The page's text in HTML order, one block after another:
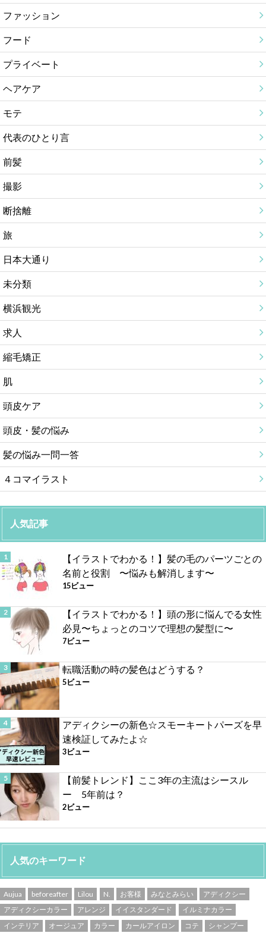
ファッション
フード
プライベート
ヘアケア
モテ
代表のひとり言
前髪
撮影
断捨離
旅
日本大通り
未分類
横浜観光
求人
縮毛矯正
肌
頭皮ケア
頭皮・髪の悩み
髪の悩み一問一答
４コマイラスト
人気記事
【イラストでわかる！】髪の毛のパーツごとの
名前と役割 〜悩みも解消します〜
15ビュー
【イラストでわかる！】頭の形に悩んでる女性
必見〜ちょっとのコツで理想の髪型に〜
7ビュー
転職活動の時の髪色はどうする？
5ビュー
アディクシーの新色☆スモーキートパーズを早
速検証してみたよ☆
3ビュー
【前髪トレンド】ここ3年の主流はシースル
ー 5年前は？
2ビュー
人気のキーワード
Aujua beforeafter Lilou N. お客様 みなとみらい
アディクシー
アディクシーカラー
アレンジ イイスタンダード
イルミナカラー
インテリア
オージュア カラー カールアイロン コテ
シャンプー